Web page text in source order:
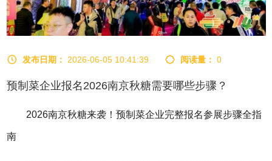
发布日期： 2026-06-05 10:41:39 阅读量： 0
预制菜企业报名2026南京秋糖需要哪些步骤？
2026南京秋糖来袭！预制菜企业完整报名参展步骤全指
南